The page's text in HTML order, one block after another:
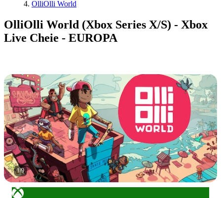
OlliOlli World
OlliOlli World (Xbox Series X/S) - Xbox
Live Cheie - EUROPA
1/9